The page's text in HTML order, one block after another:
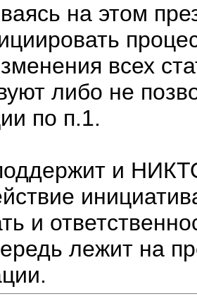
на этом
всех
либо не
по п.1.
и
и
лежит на